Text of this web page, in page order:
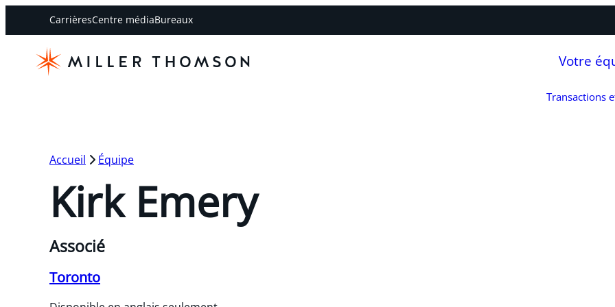
CarrièresCentre médiaBureaux
Votre
Transactions
Accueil Équipe
Kirk Emery
Associé
Toronto